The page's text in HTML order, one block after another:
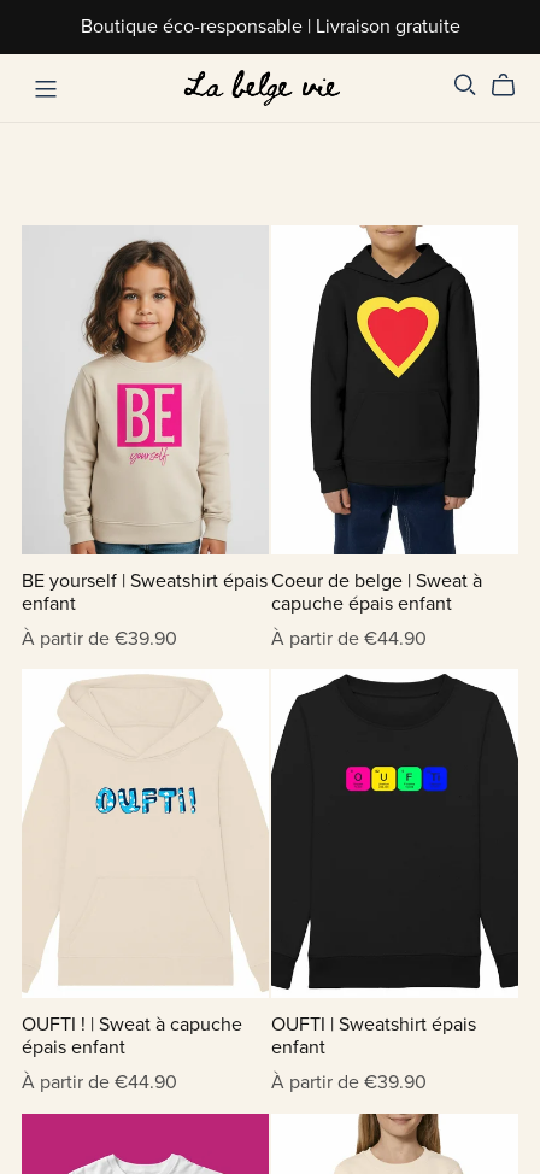
Boutique éco-responsable | Livraison gratuite
BE yourself | Sweatshirt épais
enfant
À partir de €39.90
Coeur de belge | Sweat à
capuche épais enfant
À partir de €44.90
OUFTI ! | Sweat à capuche
épais enfant
À partir de €44.90
OUFTI | Sweatshirt épais
enfant
À partir de €39.90